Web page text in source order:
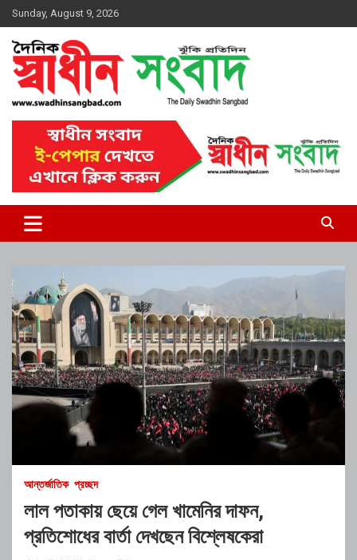
Skip
to
content
Sunday, August 9, 2026
দৈনিক স্বাধীন সংবাদ
আন্তর্জাতিক প্রচ্ছদ
লাল পতাকায় ছেয়ে গেল খামেনির দাফন,
প্রতিশোধের বার্তা দেখছেন বিশ্লেষকেরা